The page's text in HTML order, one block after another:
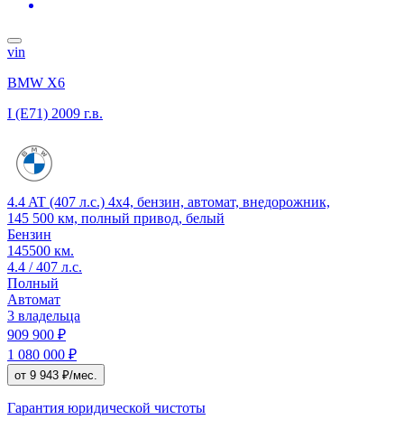
vin
BMW X6
I (E71) 2009 г.в.
4.4 AT (407 л.с.) 4x4, бензин, автомат, внедорожник,
145 500 км, полный привод, белый
Бензин
145500 км.
4.4 / 407 л.с.
Полный
Автомат
3 владельца
909 900 ₽
1 080 000 ₽
от 9 943 ₽/мес.
Гарантия юридической чистоты